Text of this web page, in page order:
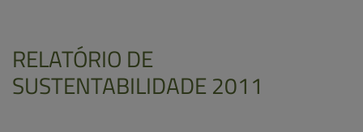
RELATÓRIO DE
SUSTENTABILIDADE 2011